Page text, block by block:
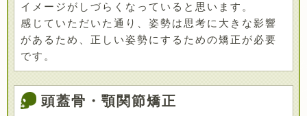
イメージがしづらくなっていると思います。
感じていただいた通り、姿勢は思考に大きな影響
があるため、正しい姿勢にするための矯正が必要
です。
頭蓋骨・顎関節矯正